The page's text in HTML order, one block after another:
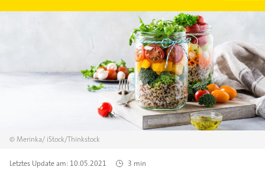
©Merinka/ iStock/Thinkstock
Letztes Update am: 10.05.2021 3 min